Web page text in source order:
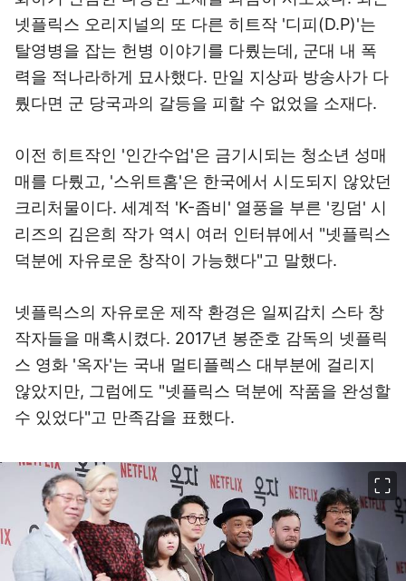
넷플릭스 오리지널의 또 다른 히트작 '디피(D.P)'는
탈영병을 잡는 헌병 이야기를 다뤘는데, 군대 내 폭
력을 적나라하게 묘사했다. 만일 지상파 방송사가 다
뤘다면 군 당국과의 갈등을 피할 수 없었을 소재다.
이전 히트작인 '인간수업'은 금기시되는 청소년 성매
매를 다뤘고, '스위트홈'은 한국에서 시도되지 않았던
크리처물이다. 세계적 'K-좀비' 열풍을 부른 '킹덤' 시
리즈의 김은희 작가 역시 여러 인터뷰에서 "넷플릭스
덕분에 자유로운 창작이 가능했다"고 말했다.
넷플릭스의 자유로운 제작 환경은 일찌감치 스타 창
작자들을 매혹시켰다. 2017년 봉준호 감독의 넷플릭
스 영화 '옥자'는 국내 멀티플렉스 대부분에 걸리지
않았지만, 그럼에도 "넷플릭스 덕분에 작품을 완성할
수 있었다"고 만족감을 표했다.